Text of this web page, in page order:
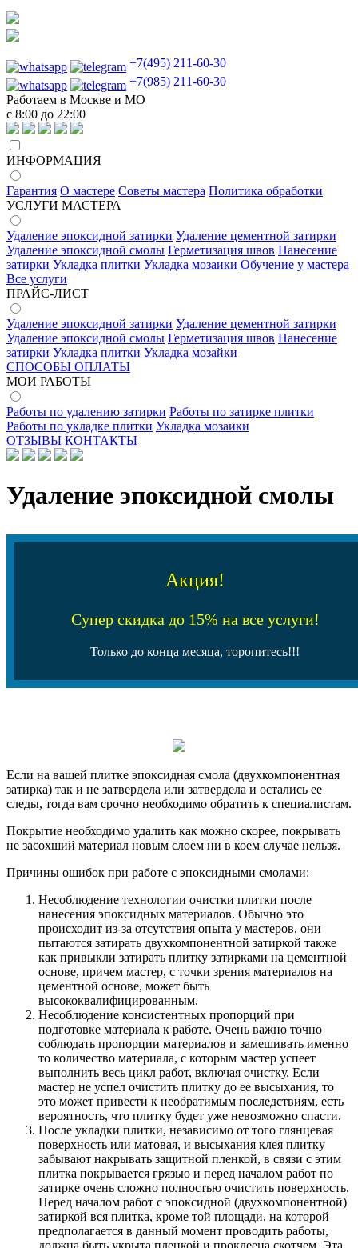
+7(495) 211-60-30
+7(985) 211-60-30
Работаем в Москве и МО
с 8:00 до 22:00
ИНФОРМАЦИЯ
Гарантия О мастере Советы мастера Политика обработки
УСЛУГИ МАСТЕРА
Удаление эпоксидной затирки Удаление цементной затирки
Удаление эпоксидной смолы Герметизация швов Нанесение
затирки Укладка плитки Укладка мозаики Обучение у мастера
Все услуги
ПРАЙС-ЛИСТ
Удаление эпоксидной затирки Удаление цементной затирки
Удаление эпоксидной смолы Герметизация швов Нанесение
затирки Укладка плитки Укладка мозайки
СПОСОБЫ ОПЛАТЫ
МОИ РАБОТЫ
Работы по удалению затирки Работы по затирке плитки
Работы по укладке плитки Укладка мозаики
ОТЗЫВЫ КОНТАКТЫ
Удаление эпоксидной смолы
Акция!
Супер скидка до 15% на все услуги!
Только до конца месяца, торопитесь!!!
Если на вашей плитке эпоксидная смола (двухкомпонентная
затирка) так и не затвердела или затвердела и остались ее
следы, тогда вам срочно необходимо обратить к специалистам.
Покрытие необходимо удалить как можно скорее, покрывать
не засохший материал новым слоем ни в коем случае нельзя.
Причины ошибок при работе с эпоксидными смолами:
Несоблюдение технологии очистки плитки после
нанесения эпоксидных материалов. Обычно это
происходит из-за отсутствия опыта у мастеров, они
пытаются затирать двухкомпонентной затиркой также
как привыкли затирать плитку затирками на цементной
основе, причем мастер, с точки зрения материалов на
цементной основе, может быть
высококвалифицированным.
Несоблюдение консистентных пропорций при
подготовке материала к работе. Очень важно точно
соблюдать пропорции материалов и замешивать именно
то количество материала, с которым мастер успеет
выполнить весь цикл работ, включая очистку. Если
мастер не успел очистить плитку до ее высыхания, то
это может привести к необратимым последствиям, есть
вероятность, что плитку будет уже невозможно спасти.
После укладки плитки, независимо от того глянцевая
поверхность или матовая, и высыхания клея плитку
забывают накрывать защитной пленкой, в связи с этим
плитка покрывается грязью и перед началом работ по
затирке очень сложно полностью очистить поверхность.
Перед началом работ с эпоксидной (двухкомпонентной)
затиркой вся плитка, кроме той площади, на которой
предполагается в данный момент проводить работы,